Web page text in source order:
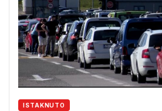
ISTAKNUTO